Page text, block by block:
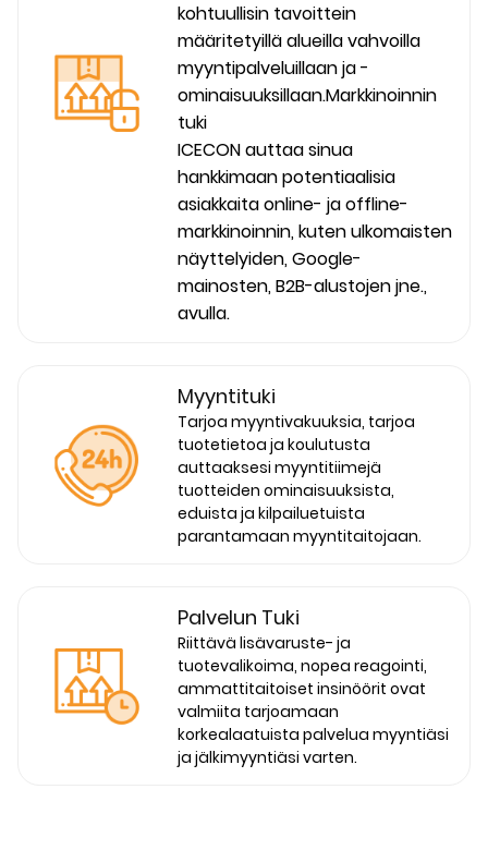
kohtuullisin tavoittein
määritetyillä alueilla vahvoilla
myyntipalveluillaan ja -
ominaisuuksillaan.Markkinoinnin
tuki
ICECON auttaa sinua
hankkimaan potentiaalisia
asiakkaita online- ja offline-
markkinoinnin, kuten ulkomaisten
näyttelyiden, Google-
mainosten, B2B-alustojen jne.,
avulla.
Myyntituki
Tarjoa myyntivakuuksia, tarjoa
tuotetietoa ja koulutusta
auttaaksesi myyntitiimejä
tuotteiden ominaisuuksista,
eduista ja kilpailuetuista
parantamaan myyntitaitojaan.
Palvelun Tuki
Riittävä lisävaruste- ja
tuotevalikoima, nopea reagointi,
ammattitaitoiset insinöörit ovat
valmiita tarjoamaan
korkealaatuista palvelua myyntiäsi
ja jälkimyyntiäsi varten.